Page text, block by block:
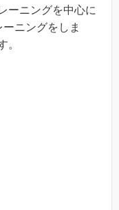
ーニングを中心に
ニングをしま
。